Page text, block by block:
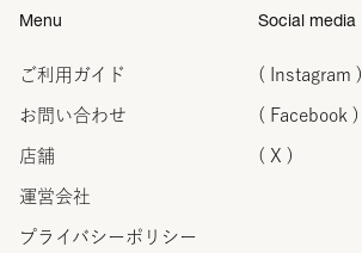
Menu
ご利用ガイド
お問い合わせ
店舗
運営会社
プライバシーポリシー
Social media
( Instagram )
( Facebook )
( X )